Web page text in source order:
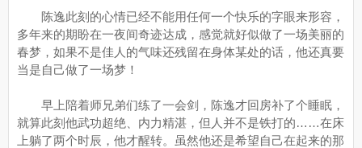
陈逸此刻的心情已经不能用任何一个快乐的字眼来形容，
多年来的期盼在一夜间奇迹达成，感觉就好似做了一场美丽的
春梦，如果不是佳人的气味还残留在身体某处的话，他还真要
当是自己做了一场梦！
早上陪着师兄弟们练了一会剑，陈逸才回房补了个睡眠，
就算此刻他武功超绝、内力精湛，但人并不是铁打的……在床
上躺了两个时辰，他才醒转。虽然他还是希望自己在起来的那